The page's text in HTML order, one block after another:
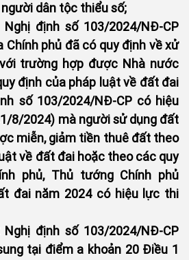
dân tộc thiểu số;
định số 103/2024/NĐ-CP
Chính phủ đã có quy định về xử
trường hợp được Nhà nước
định của pháp luật về đất đai
số 103/2024/NĐ-CP có hiệu
8/2024) mà người sử dụng đất
miễn, giảm tiền thuê đất theo
về đất đai hoặc theo các quy
phủ, Thủ tướng Chính phủ
đai năm 2024 có hiệu lực thi
định số 103/2024/NĐ-CP
tại điểm a khoản 20 Điều 1